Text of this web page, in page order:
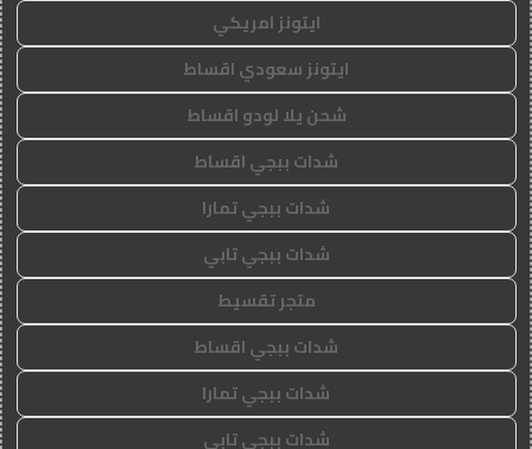
ايتونز امريكي
ايتونز سعودي اقساط
شحن يلا لودو اقساط
شدات ببجي اقساط
شدات ببجي تمارا
شدات ببجي تابي
متجر تقسيط
شدات ببجي اقساط
شدات ببجي تمارا
شدات ببجي تابي